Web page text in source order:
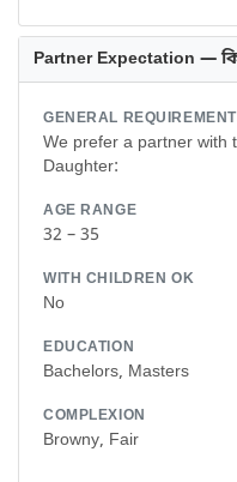
Partner Expectation —
GENERAL
We prefer a partner with
Daughter:
AGE RANGE
32 – 35
WITH CHILDREN OK
No
EDUCATION
Bachelors, Masters
COMPLEXION
Browny, Fair